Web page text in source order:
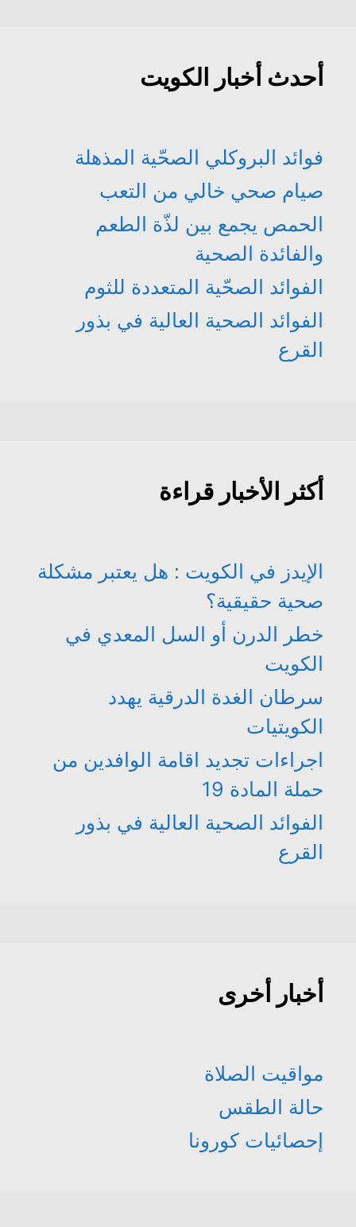
أحدث أخبار الكويت
فوائد البروكلي الصحّية المذهلة
صيام صحي خالي من التعب
الحمص يجمع بين لذّة الطعم
والفائدة الصحية
الفوائد الصحّية المتعددة للثوم
الفوائد الصحية العالية في بذور
القرع
أكثر الأخبار قراءة
الإيدز في الكويت : هل يعتبر مشكلة
صحية حقيقية؟
خطر الدرن أو السل المعدي في
الكويت
سرطان الغدة الدرقية يهدد
الكويتيات
اجراءات تجديد اقامة الوافدين من
حملة المادة 19
الفوائد الصحية العالية في بذور
القرع
أخبار أخرى
مواقيت الصلاة
حالة الطقس
إحصائيات كورونا